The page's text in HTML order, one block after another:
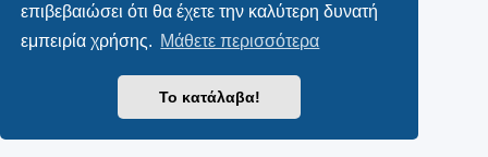
επιβεβαιώσει ότι θα έχετε την καλύτερη δυνατή
εμπειρία χρήσης. Μάθετε περισσότερα
Το κατάλαβα!